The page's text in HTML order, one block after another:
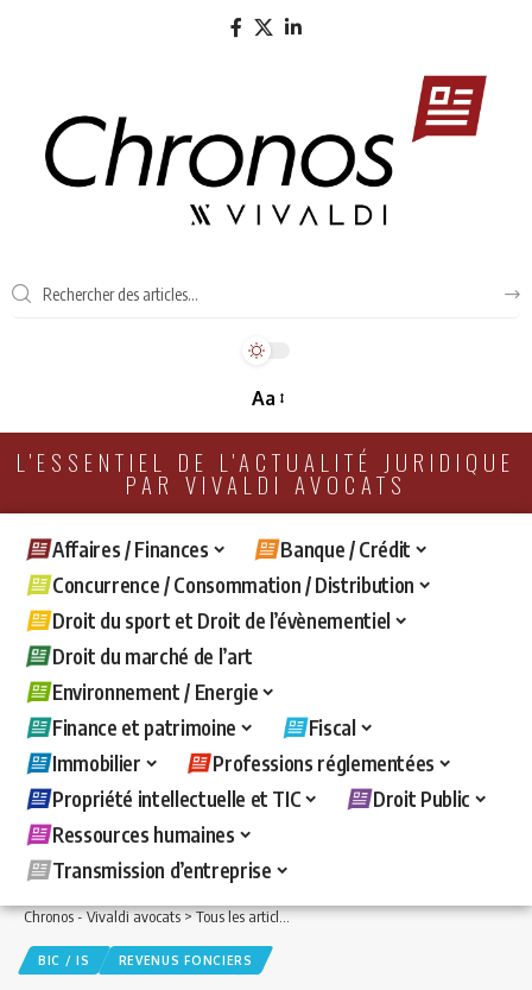
Aa
L'ESSENTIEL DE L'ACTUALITÉ JURIDIQUE
PAR VIVALDI AVOCATS
Affaires / Finances
Banque / Crédit
Concurrence / Consommation / Distribution
Droit du sport et Droit de l’évènementiel
Droit du marché de l’art
Environnement / Energie
Finance et patrimoine
Fiscal
Immobilier
Professions réglementées
Propriété intellectuelle et TIC
Droit Public
Ressources humaines
Transmission d’entreprise
Chronos - Vivaldi avocats>Tous les articles >Fiscal>BIC / IS>Du 15 avril au 31
BIC / IS REVENUS FONCIERS